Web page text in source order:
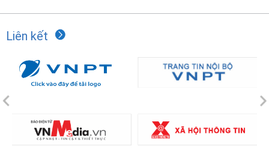
Liên kết
Previous